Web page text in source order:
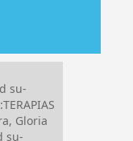
su-
Gloria
su-